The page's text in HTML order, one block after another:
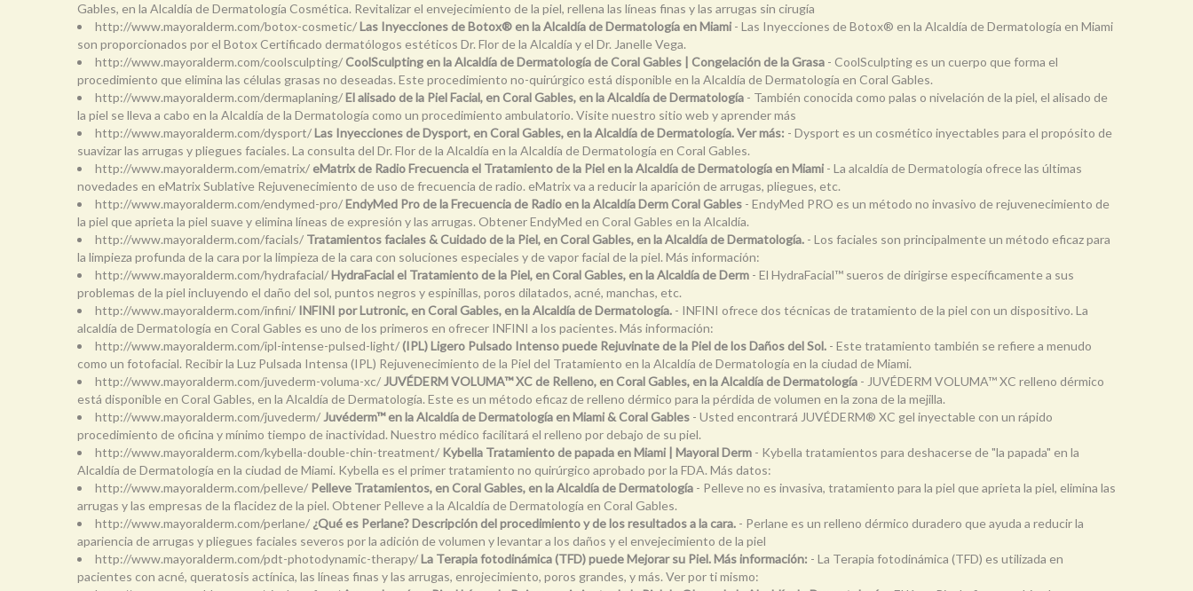
Gables, en la Alcaldía de Dermatología Cosmética. Revitalizar el envejecimiento de la piel, rellena las líneas finas y las arrugas sin cirugía
http://www.mayoralderm.com/botox-cosmetic/Las Inyecciones de Botox® en la Alcaldía de Dermatología en Miami - Las Inyecciones de Botox® en la Alcaldía de Dermatología en Miami
son proporcionados por el Botox Certificado dermatólogos estéticos Dr. Flor de la Alcaldía y el Dr. Janelle Vega.
http://www.mayoralderm.com/coolsculpting/CoolSculpting en la Alcaldía de Dermatología de Coral Gables | Congelación de la Grasa - CoolSculpting es un cuerpo que forma el
procedimiento que elimina las células grasas no deseadas. Este procedimiento no-quirúrgico está disponible en la Alcaldía de Dermatología en Coral Gables.
http://www.mayoralderm.com/dermaplaning/El alisado de la Piel Facial, en Coral Gables, en la Alcaldía de Dermatología - También conocida como palas o nivelación de la piel, el alisado de
la piel se lleva a cabo en la Alcaldía de la Dermatología como un procedimiento ambulatorio. Visite nuestro sitio web y aprender más
http://www.mayoralderm.com/dysport/Las Inyecciones de Dysport, en Coral Gables, en la Alcaldía de Dermatología. Ver más: - Dysport es un cosmético inyectables para el propósito de
suavizar las arrugas y pliegues faciales. La consulta del Dr. Flor de la Alcaldía en la Alcaldía de Dermatología en Coral Gables.
http://www.mayoralderm.com/ematrix/ eMatrix de Radio Frecuencia el Tratamiento de la Piel en la Alcaldía de Dermatología en Miami - La alcaldía de Dermatología ofrece las últimas
novedades en eMatrix Sublative Rejuvenecimiento de uso de frecuencia de radio. eMatrix va a reducir la aparición de arrugas, pliegues, etc.
http://www.mayoralderm.com/endymed-pro/EndyMed Pro de la Frecuencia de Radio en la Alcaldía Derm Coral Gables - EndyMed PRO es un método no invasivo de rejuvenecimiento de
la piel que aprieta la piel suave y elimina líneas de expresión y las arrugas. Obtener EndyMed en Coral Gables en la Alcaldía.
http://www.mayoralderm.com/facials/ Tratamientos faciales & Cuidado de la Piel, en Coral Gables, en la Alcaldía de Dermatología. - Los faciales son principalmente un método eficaz para
la limpieza profunda de la cara por la limpieza de la cara con soluciones especiales y de vapor facial de la piel. Más información:
http://www.mayoralderm.com/hydrafacial/HydraFacial el Tratamiento de la Piel, en Coral Gables, en la Alcaldía de Derm - El HydraFacial™ sueros de dirigirse específicamente a sus
problemas de la piel incluyendo el daño del sol, puntos negros y espinillas, poros dilatados, acné, manchas, etc.
http://www.mayoralderm.com/infini/ INFINI por Lutronic, en Coral Gables, en la Alcaldía de Dermatología. - INFINI ofrece dos técnicas de tratamiento de la piel con un dispositivo. La
alcaldía de Dermatología en Coral Gables es uno de los primeros en ofrecer INFINI a los pacientes. Más información:
http://www.mayoralderm.com/ipl-intense-pulsed-light/(IPL) Ligero Pulsado Intenso puede Rejuvinate de la Piel de los Daños del Sol. - Este tratamiento también se refiere a menudo
como un fotofacial. Recibir la Luz Pulsada Intensa (IPL) Rejuvenecimiento de la Piel del Tratamiento en la Alcaldía de Dermatología en la ciudad de Miami.
http://www.mayoralderm.com/juvederm-voluma-xc/ JUVÉDERM VOLUMA™ XC de Relleno, en Coral Gables, en la Alcaldía de Dermatología - JUVÉDERM VOLUMA™ XC relleno dérmico
está disponible en Coral Gables, en la Alcaldía de Dermatología. Este es un método eficaz de relleno dérmico para la pérdida de volumen en la zona de la mejilla.
http://www.mayoralderm.com/juvederm/ Juvéderm™ en la Alcaldía de Dermatología en Miami & Coral Gables - Usted encontrará JUVÉDERM® XC gel inyectable con un rápido
procedimiento de oficina y mínimo tiempo de inactividad. Nuestro médico facilitará el relleno por debajo de su piel.
http://www.mayoralderm.com/kybella-double-chin-treatment/ Kybella Tratamiento de papada en Miami | Mayoral Derm - Kybella tratamientos para deshacerse de "la papada" en la
Alcaldía de Dermatología en la ciudad de Miami. Kybella es el primer tratamiento no quirúrgico aprobado por la FDA. Más datos:
http://www.mayoralderm.com/pelleve/ Pelleve Tratamientos, en Coral Gables, en la Alcaldía de Dermatología - Pelleve no es invasiva, tratamiento para la piel que aprieta la piel, elimina las
arrugas y las empresas de la flacidez de la piel. Obtener Pelleve a la Alcaldía de Dermatología en Coral Gables.
http://www.mayoralderm.com/perlane/ ¿Qué es Perlane? Descripción del procedimiento y de los resultados a la cara. - Perlane es un relleno dérmico duradero que ayuda a reducir la
apariencia de arrugas y pliegues faciales severos por la adición de volumen y levantar a los daños y el envejecimiento de la piel
http://www.mayoralderm.com/pdt-photodynamic-therapy/La Terapia fotodinámica (TFD) puede Mejorar su Piel. Más información: - La Terapia fotodinámica (TFD) es utilizada en
pacientes con acné, queratosis actínica, las líneas finas y las arrugas, enrojecimiento, poros grandes, y más. Ver por ti mismo: